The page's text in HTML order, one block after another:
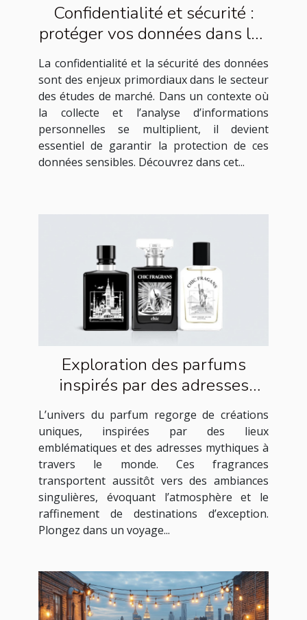
Confidentialité et sécurité :
protéger vos données dans les
études de marché
La confidentialité et la sécurité des données
sont des enjeux primordiaux dans le secteur
des études de marché. Dans un contexte où
la collecte et l’analyse d’informations
personnelles se multiplient, il devient
essentiel de garantir la protection de ces
données sensibles. Découvrez dans cet...
Exploration des parfums
inspirés par des adresses
célèbres
L’univers du parfum regorge de créations
uniques, inspirées par des lieux
emblématiques et des adresses mythiques à
travers le monde. Ces fragrances
transportent aussitôt vers des ambiances
singulières, évoquant l’atmosphère et le
raffinement de destinations d’exception.
Plongez dans un voyage...